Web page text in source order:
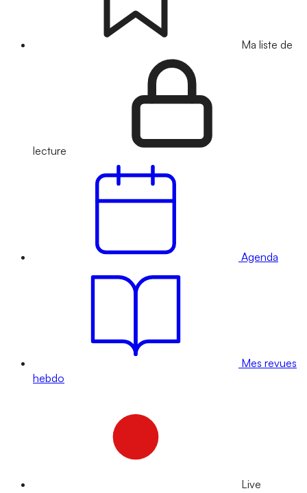
Ma liste de
lecture
Agenda
Mes revues
hebdo
Live